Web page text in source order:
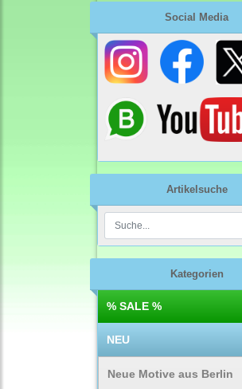
Social Media
Artikelsuche
Kategorien
% SALE %
NEU
Neue Motive aus Berlin